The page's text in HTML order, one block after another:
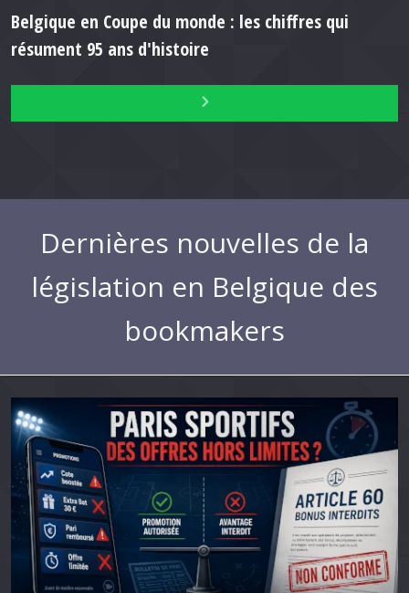
Belgique en Coupe du monde : les chiffres qui
résument 95 ans d'histoire
Dernières nouvelles de la
législation en Belgique des
bookmakers